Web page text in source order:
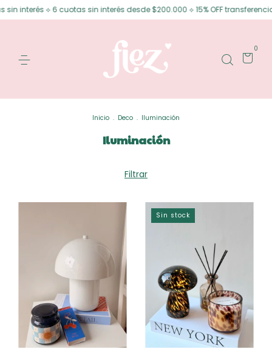
⟡ 6 cuotas sin interés desde $200.000 ⟡ 15% OFF transferencia
0
Inicio . Deco . Iluminación
Iluminación
Filtrar
Sin stock